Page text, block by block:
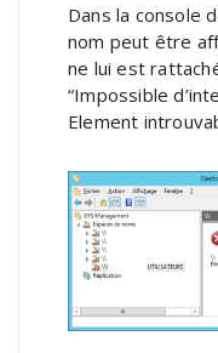
Dans la console
nom peut être
ne lui est
“Impossible
Element